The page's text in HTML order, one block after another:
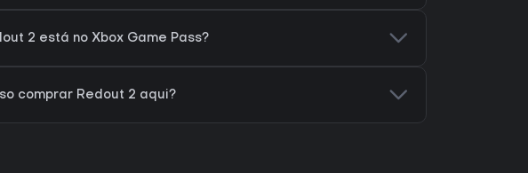
2 está no Xbox Game Pass?
comprar Redout 2 aqui?